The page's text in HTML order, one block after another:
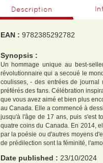
Description
EAN : 9782385292782
Synopsis :
Un hommage unique au best-
révolutionnaire qui a secoué le
coulisses, - des entrées de
préférés des fans. Célébration
que vous avez aimé et bien plus
au Canada. Elle a commencé à
jusqu'à l'âge de 17 ans, puis s'est
quatre coins du Canada. En 2014,
par la poésie ou d'autres moyens
de prédilection sont la féminité,
Date published : 23/10/2024